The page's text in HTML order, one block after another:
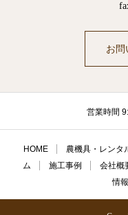
お問
営業時間
HOME 農機具・レンタ
ム
施工事例 会社概
情報